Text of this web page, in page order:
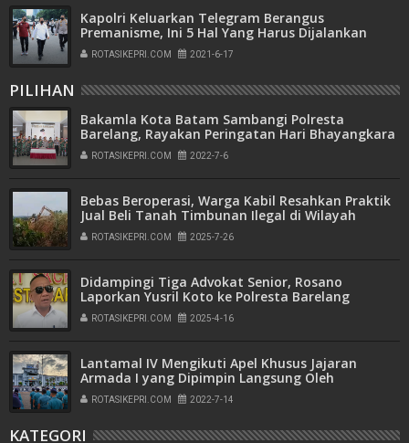
Kapolri Keluarkan Telegram Berangus
Premanisme, Ini 5 Hal Yang Harus Dijalankan
Kapolda
ROTASIKEPRI.COM 2021-6-17
PILIHAN
Bakamla Kota Batam Sambangi Polresta
Barelang, Rayakan Peringatan Hari Bhayangkara
ke-76
ROTASIKEPRI.COM 2022-7-6
Bebas Beroperasi, Warga Kabil Resahkan Praktik
Jual Beli Tanah Timbunan Ilegal di Wilayah
Pemukiman
ROTASIKEPRI.COM 2025-7-26
Didampingi Tiga Advokat Senior, Rosano
Laporkan Yusril Koto ke Polresta Barelang
ROTASIKEPRI.COM 2025-4-16
Lantamal IV Mengikuti Apel Khusus Jajaran
Armada I yang Dipimpin Langsung Oleh
Pangkoarmada I
ROTASIKEPRI.COM 2022-7-14
KATEGORI